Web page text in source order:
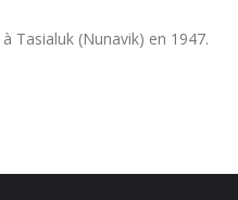
Tasialuk (Nunavik) en 1947.